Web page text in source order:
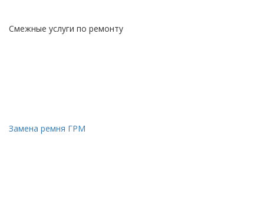
Смежные услуги по ремонту
Замена ремня ГРМ